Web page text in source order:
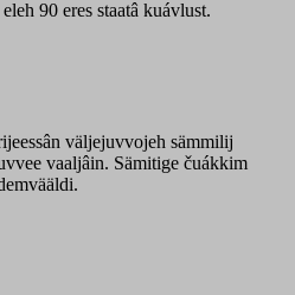
90 eres staatâ kuávlust.
väljejuvvojeh sämmilij
vaaljâin. Sämitige čuákkim